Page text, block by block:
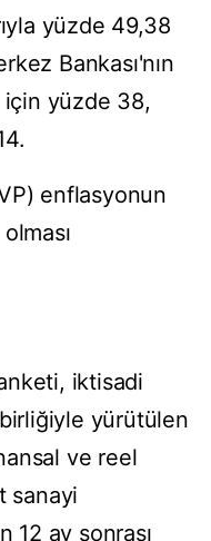
yüzde 49,38
Bankası'nın
için yüzde 38,
enflasyonun
iktisadi
yürütülen
ve reel
sanayi
12 ay sonrası